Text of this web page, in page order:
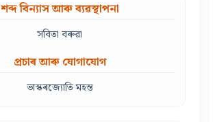
শব্দ বিন্যাস আৰু ব্যৱস্থাপনা
সবিতা বৰুৱা
প্ৰচাৰ আৰু যোগাযোগ
ভাস্কৰজ্যোতি মহন্ত